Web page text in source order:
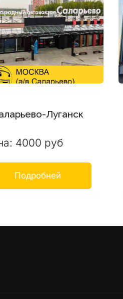
Луганск
4000 руб
Подробней